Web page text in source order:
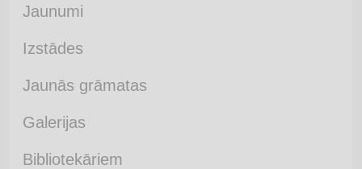
Jaunumi
Izstādes
Jaunās grāmatas
Galerijas
Bibliotekāriem